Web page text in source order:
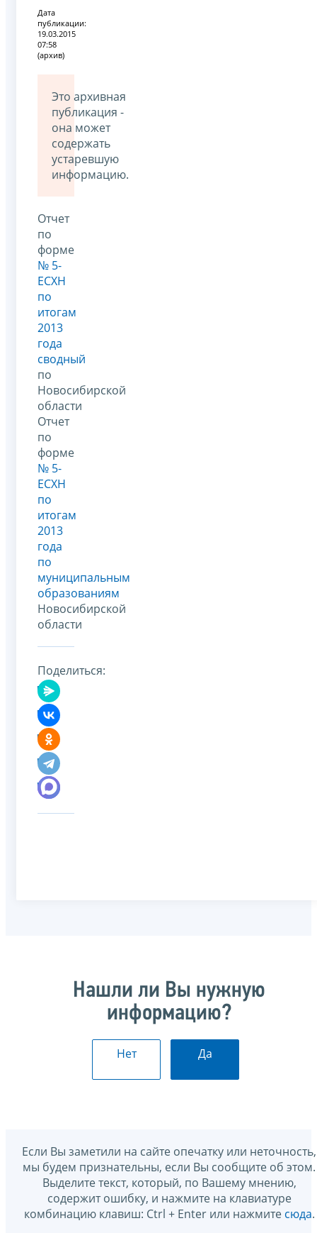
Дата
публикации:
19.03.2015
07:58
(архив)
Это архивная
публикация -
она может
содержать
устаревшую
информацию.
Отчет
по
форме
№ 5-
ЕСХН
по
итогам
2013
года
сводный
по
Новосибирской
области
Отчет
по
форме
№ 5-
ЕСХН
по
итогам
2013
года
по
муниципальным
образованиям
Новосибирской
области
Поделиться:
Нашли ли Вы нужную
информацию?
Нет Да
Если Вы заметили на сайте опечатку или неточность,
мы будем признательны, если Вы сообщите об этом.
Выделите текст, который, по Вашему мнению,
содержит ошибку, и нажмите на клавиатуре
комбинацию клавиш: Ctrl + Enter или нажмите сюда.